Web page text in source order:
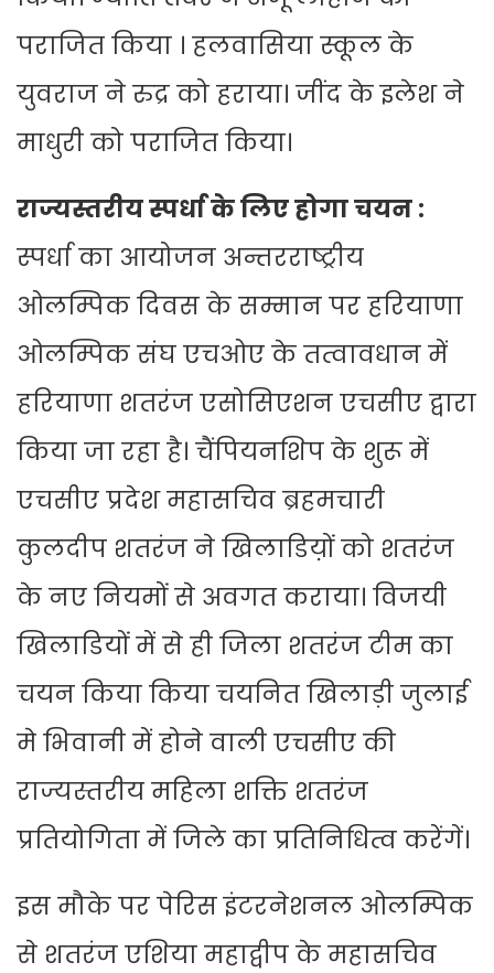
पराजित किया । हलवासिया स्कूल के
युवराज ने रुद्र को हराया। जींद के इलेश ने
माधुरी को पराजित किया।
राज्यस्तरीय स्पर्धा के लिए होगा चयन :
स्पर्धा का आयोजन अन्तरराष्ट्रीय
ओलम्पिक दिवस के सम्मान पर हरियाणा
ओलम्पिक संघ एचओए के तत्वावधान में
हरियाणा शतरंज एसोसिएशन एचसीए द्वारा
किया जा रहा है। चैंपियनशिप के शुरू में
एचसीए प्रदेश महासचिव ब्रहमचारी
कुलदीप शतरंज ने खिलाडिय़ों को शतरंज
के नए नियमों से अवगत कराया। विजयी
खिलाडियों में से ही जिला शतरंज टीम का
चयन किया किया चयनित खिलाड़ी जुलाई
मे भिवानी में होने वाली एचसीए की
राज्यस्तरीय महिला शक्ति शतरंज
प्रतियोगिता में जिले का प्रतिनिधित्व करेंगें।
इस मौके पर पेरिस इंटरनेशनल ओलम्पिक
से शतरंज एशिया महाद्वीप के महासचिव